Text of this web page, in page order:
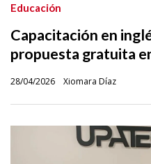
Capacitación en
propuesta gratuita
Xiomara Díaz
Educación
28/04/2026